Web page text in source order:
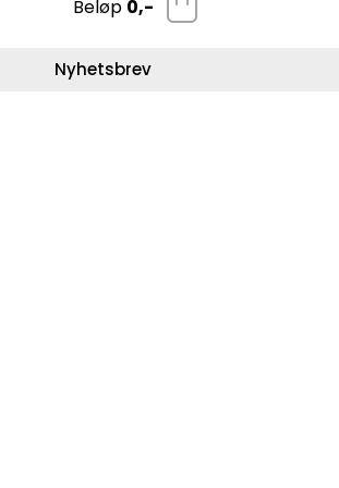
Favoritter
Beløp 0,-
Nyhetsbrev